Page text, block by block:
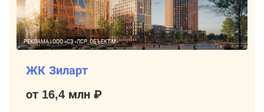
РЕКЛАМА | ООО «СЗ «ЛСР. ОБЪЕКТ-М»
ЖК Зиларт
от 16,4 млн ₽